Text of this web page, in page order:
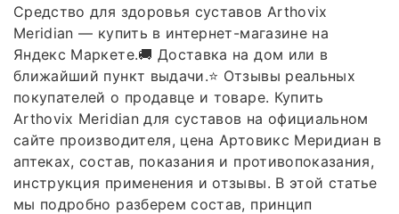
Средство для здоровья суставов Arthovix
Meridian — купить в интернет-магазине на
Яндекс Маркете.🚚 Доставка на дом или в
ближайший пункт выдачи.⭐️ Отзывы реальных
покупателей о продавце и товаре. Купить
Arthovix Meridian для суставов на официальном
сайте производителя, цена Артовикс Меридиан в
аптеках, состав, показания и противопоказания,
инструкция применения и отзывы. В этой статье
мы подробно разберем состав, принцип